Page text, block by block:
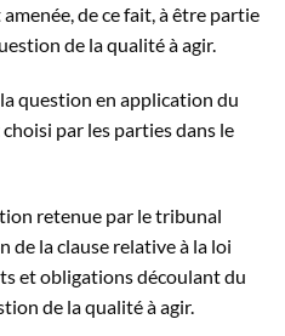
de ce fait, à être partie
de la qualité à agir.
question en application du
par les parties dans le
retenue par le tribunal
la clause relative à la loi
et obligations découlant du
de la qualité à agir.